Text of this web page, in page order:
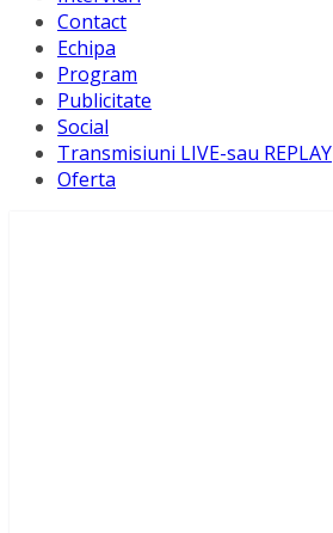
Contact
Echipa
Program
Publicitate
Social
Transmisiuni LIVE-sau REPLAY
Oferta